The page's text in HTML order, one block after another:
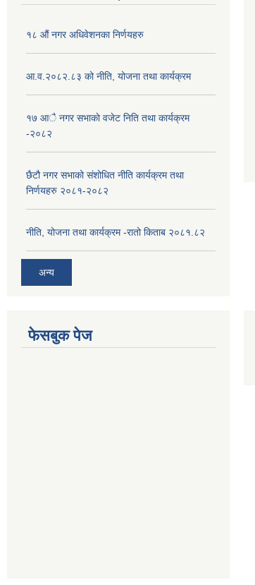
१८ औं नगर अधिवेशनका निर्णयहरु
आ.व.२०८२.८३ को नीति, योजना तथा कार्यक्रम
१७ आै नगर सभाकाे वजेट निति तथा कार्यक्रम
-२०८२
छैटौ नगर सभाको संशोधित नीति कार्यक्रम तथा
निर्णयहरु २०८१-२०८२
नीति, योजना तथा कार्यक्रम -रातो किताब २०८१.८२
अन्य
फेसबुक पेज